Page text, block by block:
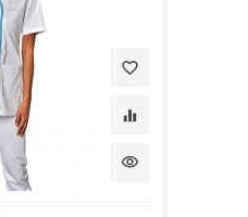
favorite_border
equalizer
visibility